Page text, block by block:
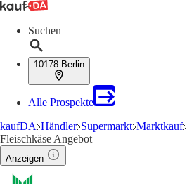
Suchen
10178 Berlin
Alle Prospekte
kaufDA Händler Supermarkt Marktkauf
Fleischkäse Angebot
Anzeigen